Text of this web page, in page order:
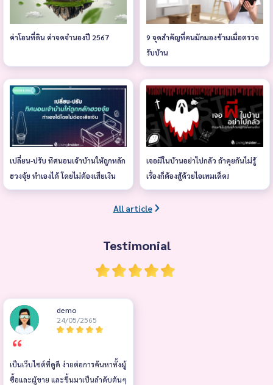
ค่าโอนที่ดิน ค่าจดจำนองปี 2567
9 จุดสำคัญที่คนมักมองข้ามเมื่อตรวจ
รับบ้าน
เปลี่ยน-ปรับ ทิศนอนเจ้าบ้านให้ถูกหลัก
ฮวงจุ้ย ทำเองได้ โดยไม่ต้องเสียเงิน
เจอผีในบ้านอย่าไปกลัว ถ้าคุยกันไม่รู้
เรื่องก็ต้องสู้ด้วยไอเทมเด็ด!
All article
Testimonial
demo
24/05/2565
เป็นเว็บไซต์ที่ดูดี ง่ายต่อการค้นหาทั้งผู้
ซื้อและผู้ขาย และขึ้นมาเป็นลำดับต้นๆ